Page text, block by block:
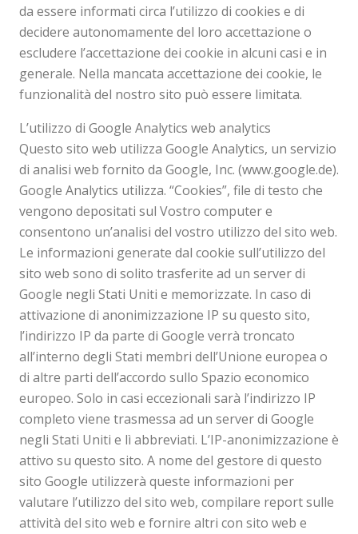
da essere informati circa l’utilizzo di cookies e di
decidere autonomamente del loro accettazione o
escludere l’accettazione dei cookie in alcuni casi e in
generale. Nella mancata accettazione dei cookie, le
funzionalità del nostro sito può essere limitata.
L’utilizzo di Google Analytics web analytics
Questo sito web utilizza Google Analytics, un servizio
di analisi web fornito da Google, Inc. (www.google.de).
Google Analytics utilizza. “Cookies”, file di testo che
vengono depositati sul Vostro computer e
consentono un’analisi del vostro utilizzo del sito web.
Le informazioni generate dal cookie sull’utilizzo del
sito web sono di solito trasferite ad un server di
Google negli Stati Uniti e memorizzate. In caso di
attivazione di anonimizzazione IP su questo sito,
l’indirizzo IP da parte di Google verrà troncato
all’interno degli Stati membri dell’Unione europea o
di altre parti dell’accordo sullo Spazio economico
europeo. Solo in casi eccezionali sarà l’indirizzo IP
completo viene trasmessa ad un server di Google
negli Stati Uniti e lì abbreviati. L’IP-anonimizzazione è
attivo su questo sito. A nome del gestore di questo
sito Google utilizzerà queste informazioni per
valutare l’utilizzo del sito web, compilare report sulle
attività del sito web e fornire altri con sito web e